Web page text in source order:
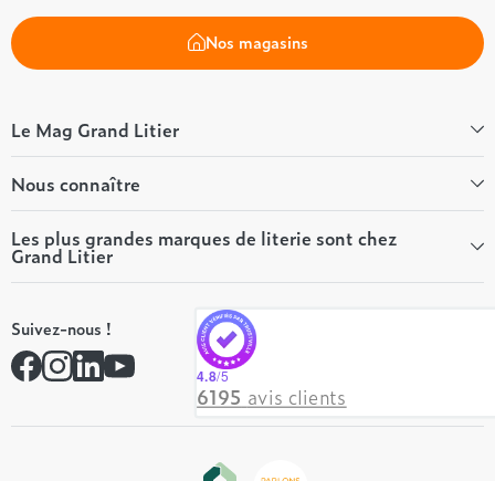
Nos magasins
Le Mag Grand Litier
Bien-être
Conseils literie
Tous les articles du Mag
Tous nos guides
Nous connaître
Qui sommes-nous ?
Nos valeurs
Nos engagements
Rejoindre notre réseau
Contactez-nous
Les plus grandes marques de literie sont chez
Grand Litier
André Renault
Simmons
Hôtel & Lodge
Suivez-nous !
4.8/5
6195 avis clients